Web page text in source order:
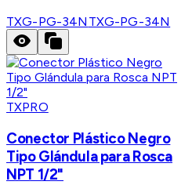
TXG-PG-34N TXG-PG-34N
TXPRO
Conector Plástico Negro
Tipo Glándula para Rosca
NPT 1/2"